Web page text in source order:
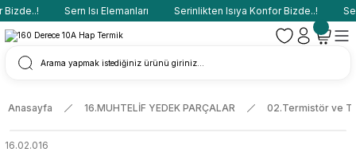
Sern Isı Elemanları Serinlikten Isıya Konfor Bizde..!
Anasayfa 16.MUHTELİF YEDEK PARÇALAR 02.Termistör ve
16.02.016